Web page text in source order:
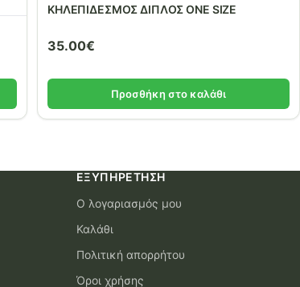
ΚΗΛΕΠΙΔΕΣΜΟΣ ΔΙΠΛΟΣ ONE SIZE
35.00€
Προσθήκη στο καλάθι
ΕΞΥΠΗΡΈΤΗΣΗ
Ο λογαριασμός μου
Καλάθι
Πολιτική απορρήτου
Όροι χρήσης